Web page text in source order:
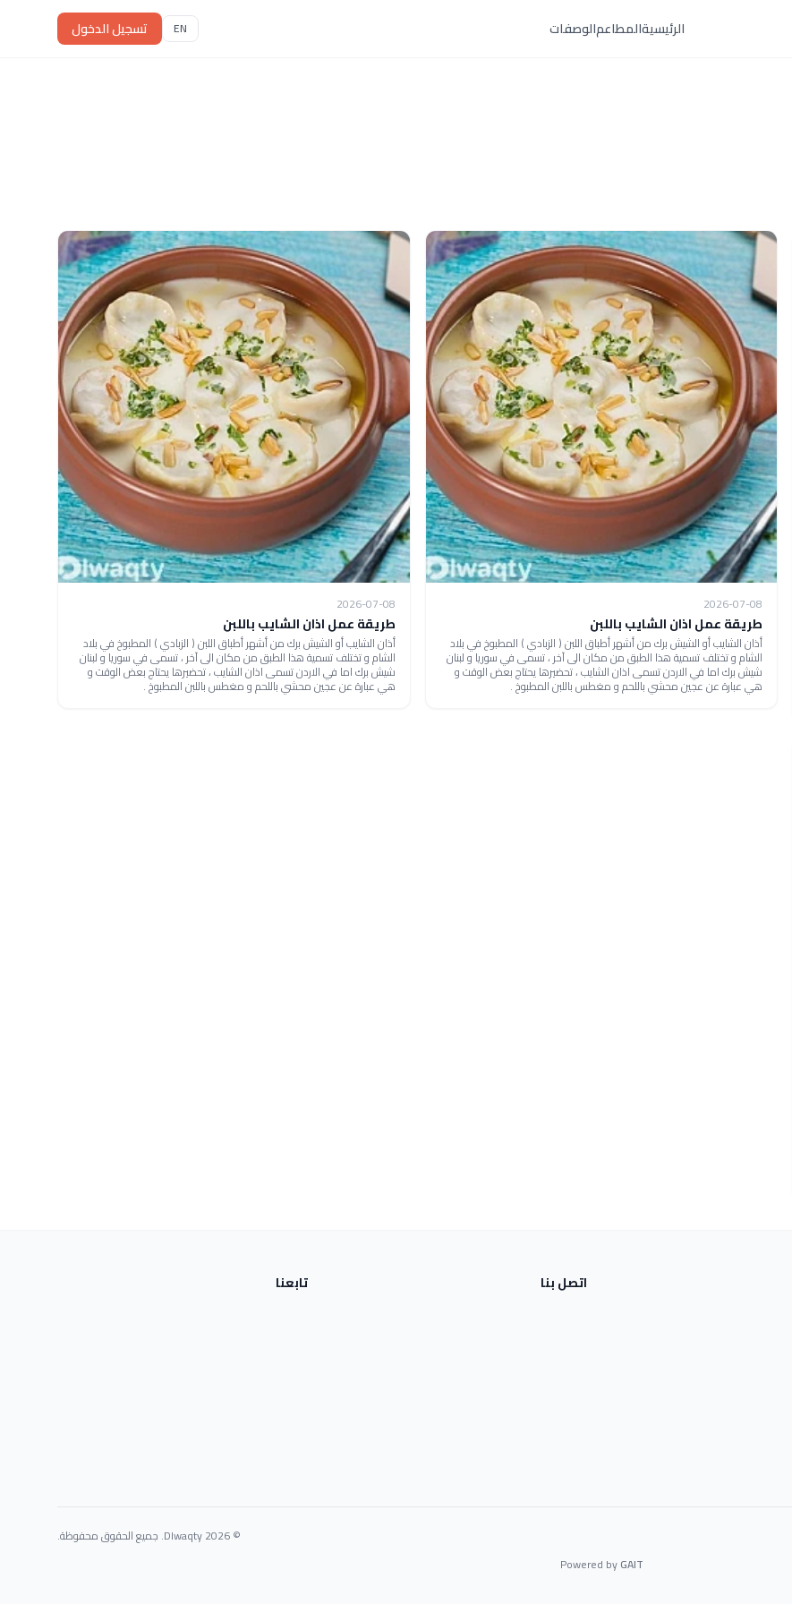
الرئيسيةالمطاعمالوصفات EN تسجيل الدخول
2026-07-08
طريقة عمل اذان الشايب باللبن
أذان الشايب أو الشيش برك من أشهر أطباق اللبن ( الزبادي ) المطبوخ في بلاد
الشام و تختلف تسمية هذا الطبق من مكان الى آخر ، تسمى في سوريا و لبنان
شيش برك اما في الاردن تسمى اذان الشايب ، تحضيرها يحتاج بعض الوقت و
هي عبارة عن عجين محشي باللحم و مغطس باللبن المطبوخ .
2026-07-08
طريقة عمل اذان الشايب باللبن
أذان الشايب أو الشيش برك من أشهر أطباق اللبن ( الزبادي ) المطبوخ في بلاد
الشام و تختلف تسمية هذا الطبق من مكان الى آخر ، تسمى في سوريا و لبنان
شيش برك اما في الاردن تسمى اذان الشايب ، تحضيرها يحتاج بعض الوقت و
هي عبارة عن عجين محشي باللحم و مغطس باللبن المطبوخ .
اتصل بنا تابعنا
© 2026 Dlwaqty. جميع الحقوق محفوظة.
Powered byGAIT